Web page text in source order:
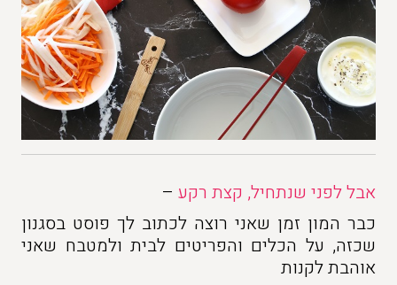
אבל לפני שנתחיל, קצת רקע –
כבר המון זמן שאני רוצה לכתוב לך פוסט בסגנון
שכזה, על הכלים והפריטים לבית ולמטבח שאני
אוהבת לקנות